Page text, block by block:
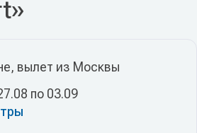
вылет из Москвы
по 03.09